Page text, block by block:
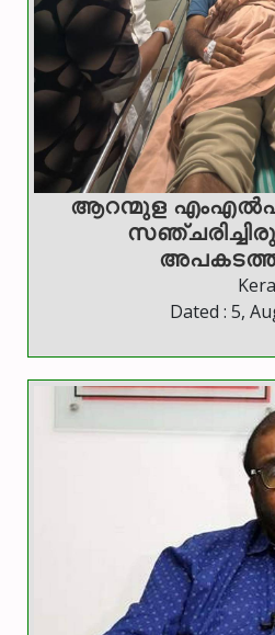
ആറന്മുള
Dated : 5,